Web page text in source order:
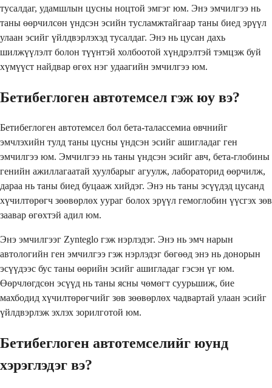
тусалдаг, удамшлын цусны ноцтой эмгэг юм. Энэ эмчилгээ нь
таны өөрчилсөн үндсэн эсийн тусламжтайгаар таны биед эрүүл
улаан эсийг үйлдвэрлэхэд тусалдаг. Энэ нь цусан дахь
шилжүүлэлт болон түүнтэй холбоотой хүндрэлтэй тэмцэж буй
хүмүүст найдвар өгөх нэг удаагийн эмчилгээ юм.
Бетибеглоген автотемсел гэж юу вэ?
Бетибеглоген автотемсел бол бета-талассемиа өвчнийг
эмчлэхийн тулд таны цусны үндсэн эсийг ашигладаг ген
эмчилгээ юм. Эмчилгээ нь таны үндсэн эсийг авч, бета-глобины
генийн ажиллагаатай хуулбарыг агуулж, лабораторид өөрчилж,
дараа нь таны биед буцааж хийдэг. Энэ нь таны эсүүдэд цусанд
хүчилтөрөгч зөөвөрлөх уураг болох эрүүл гемоглобин үүсгэх зөв
заавар өгөхтэй адил юм.
Энэ эмчилгээг Zynteglo гэж нэрлэдэг. Энэ нь эмч нарын
автологийн ген эмчилгээ гэж нэрлэдэг бөгөөд энэ нь донорын
эсүүдээс бус таны өөрийн эсийг ашигладаг гэсэн үг юм.
Өөрчлөгдсөн эсүүд нь таны ясны чөмөгт суурьшиж, бие
махбодид хүчилтөрөгчийг зөв зөөвөрлөх чадвартай улаан эсийг
үйлдвэрлэж эхлэх зорилготой юм.
Бетибеглоген автотемселийг юунд
хэрэглэдэг вэ?